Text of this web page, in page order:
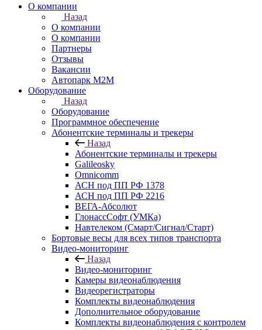
О компании
Назад
О компании
О компании
Партнеры
Отзывы
Вакансии
Автопарк М2М
Оборудование
Назад
Оборудование
Программное обеспечение
Абонентские терминалы и трекеры
Назад
Абонентские терминалы и трекеры
Galileosky
Omnicomm
АСН под ПП РФ 1378
АСН под ПП РФ 2216
ВЕГА-Абсолют
ГлонассСофт (УМКа)
Навтелеком (Смарт/Сигнал/Старт)
Бортовые весы для всех типов транспорта
Видео-мониторинг
Назад
Видео-мониторинг
Камеры видеонаблюдения
Видеорегистраторы
Комплекты видеонаблюдения
Дополнительное оборудование
Комплекты видеонаблюдения с контролем